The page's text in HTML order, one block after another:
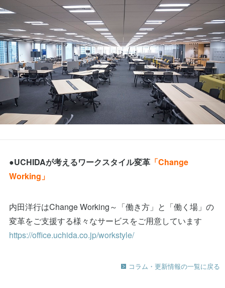
●UCHIDAが考えるワークスタイル変革「Change
Working」
内田洋行はChange Working～「働き方」と「働く場」の
変革をご支援する様々なサービスをご用意しています
https://office.uchida.co.jp/workstyle/
コラム・更新情報の一覧に戻る